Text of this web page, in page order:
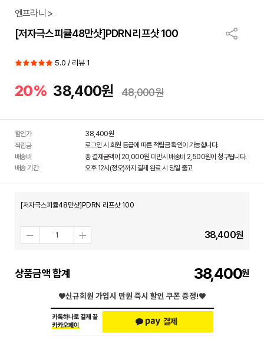
엔프라니 >
[저자극스피큘48만샷]PDRN 리프샷 100
5.0 / 리뷰 1
20% 38,400원 48,000원
할인가 38,400원
적립금
로그인 시 회원 등급에 따른 적립금 확인이 가능합니다.
배송비
총 결제금액이 20,000원 미만시 배송비 2,500원이 청구됩니다.
배송 기간
오후 12시(정오)까지 결제 완료 시 당일 출고
[저자극스피큘48만샷]PDRN 리프샷 100
38,400원
상품금액 합계 38,400
♥신규회원 가입시 만원 즉시 할인 쿠폰 증정!♥